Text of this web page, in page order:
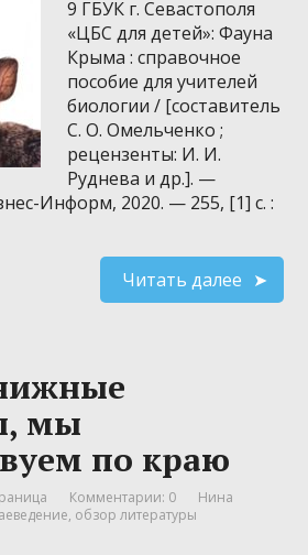
9 ГБУК г. Севастополя
«ЦБС для детей»: Фауна
Крыма : справочное
пособие для учителей
биологии / [составитель
С. О. Омельченко ;
рецензенты: И. И.
Руднева и др.]. —
Информ, 2020. — 255, [1] с. :
Читать далее
мы
по краю
Комментарии: 0
Нина
, обзор литературы